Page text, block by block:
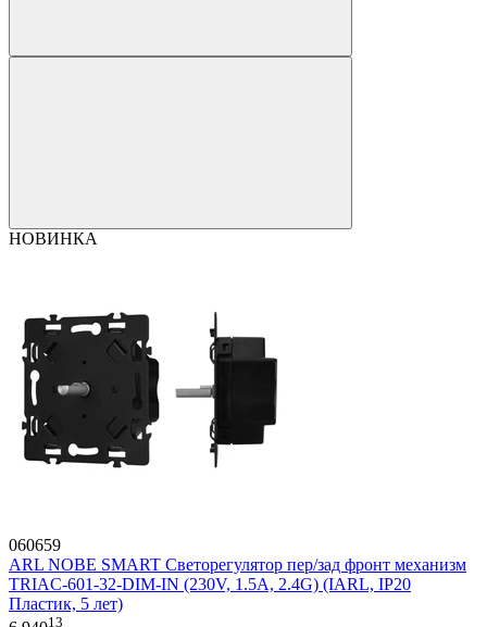
НОВИНКА
060659
ARL NOBE SMART Светорегулятор пер/зад фронт механизм
TRIAC-601-32-DIM-IN (230V, 1.5A, 2.4G) (IARL, IP20
Пластик, 5 лет)
13